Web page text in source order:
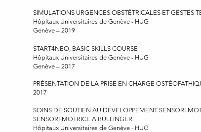
SIMULATIONS URGENCES OBSTÉTRICALES ET GESTES
Hôpitaux Universitaires de Genève - HUG
Genève – 2019
START4NEO, BASIC SKILLS COURSE
Hôpitaux Universitaires de Genève - HUG
Genève – 2017
PRÉSENTATION DE LA PRISE EN CHARGE
2017
SOINS DE SOUTIEN AU DÉVELOPPEMENT SENSORI-
SENSORI-MOTRICE A.BULLINGER
Hôpitaux Universitaires de Genève - HUG